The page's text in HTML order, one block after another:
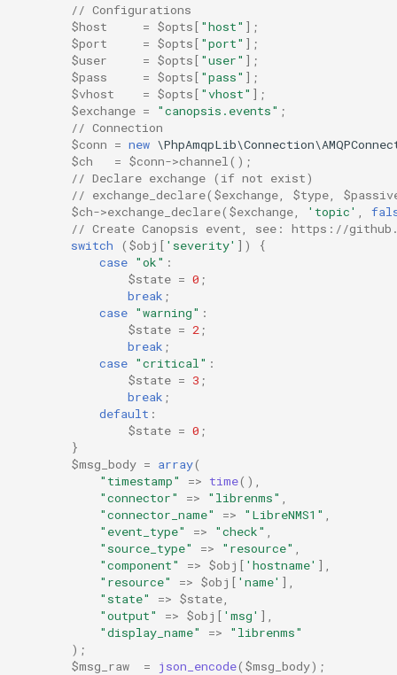
// Configurations
$host
= $opts[ "host" ];
$port
= $opts[ "port" ];
$user
= $opts[ "user" ];
$pass
= $opts[ "pass" ];
$vhost
= $opts[ "vhost" ];
$exchange = "canopsis.events" ;
// Connection
$conn = new
$ch
= $conn->channel();
// Declare exchange (if not exist)
// exchange_declare($exchange, $type,
$ch->exchange_declare( $exchange, 'topic' ,
// Create Canopsis event, see: https://
switch
( $obj [ 'severity' ])
{
case "ok" :
$state = 0 ;
break ;
case "warning" :
$state = 2;
break ;
case "critical" :
$state = 3 ;
break ;
default :
$state = 0 ;
}
$msg_body = array(
"timestamp"
=> time(),
"connector"
=> "librenms" ,
"connector_name"
=> "LibreNMS1" ,
"event_type"
=> "check" ,
"source_type"
=> "resource" ,
"component"
=> $obj [ 'hostname' ],
"resource"
=> $obj [ 'name' ],
"state"
=> $state,
"output"
=> $obj [ 'msg' ],
"display_name"
=>
"librenms"
);
$msg_raw
= json_encode( $msg_body);